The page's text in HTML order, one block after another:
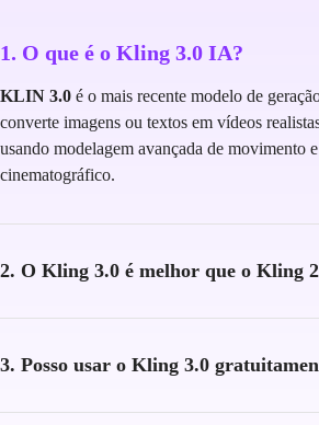
1. O que é o Kling 3.0 IA?
KLIN 3.0 é o mais recente modelo de
converte imagens ou textos em vídeos
usando modelagem avançada de movimento
cinematográfico.
2. O Kling 3.0 é melhor que o Kling
3. Posso usar o Kling 3.0